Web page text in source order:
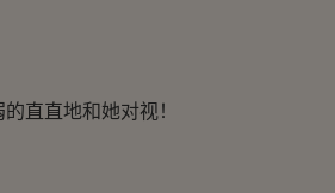
直直地和她对视！